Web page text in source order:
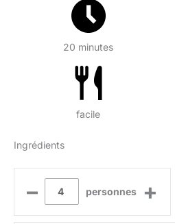
20 minutes
facile
Ingrédients
– personnes +